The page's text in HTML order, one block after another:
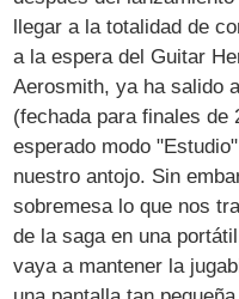
llegar a la totalidad de
a la espera del Guitar
Aerosmith, ya ha salido
(fechada para finales de
esperado modo
nuestro antojo. Sin
sobremesa lo que nos
de la saga en una
vaya a mantener la